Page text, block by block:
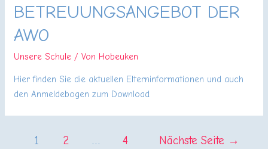
in
Sprockhövel
BETREUUNGSANGEBOT DER
AWO
Unsere Schule / Von Hobeuken
Hier finden Sie die aktuellen Elterninformationen und auch
den Anmeldebogen zum Download.
SEITENNUMMERIERUNG
1 2 … 4 Nächste Seite →